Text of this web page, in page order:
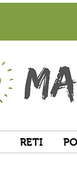
RETI